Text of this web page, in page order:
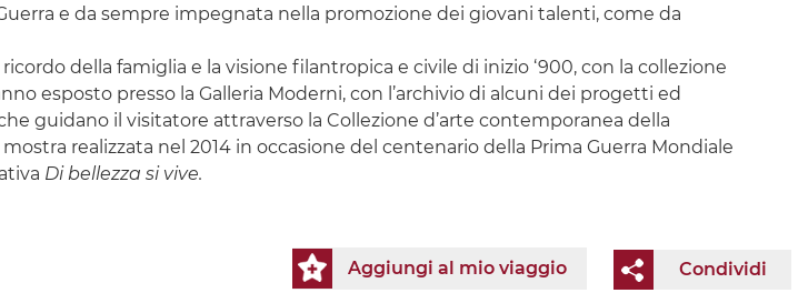
e da sempre impegnata nella promozione dei giovani talenti, come da
della famiglia e la visione filantropica e civile di inizio ‘900, con la collezione
esposto presso la Galleria Moderni, con l’archivio di alcuni dei progetti ed
guidano il visitatore attraverso la Collezione d’arte contemporanea della
realizzata nel 2014 in occasione del centenario della Prima Guerra Mondiale
Di bellezza si vive.
Condividi
Aggiungi al mio viaggio